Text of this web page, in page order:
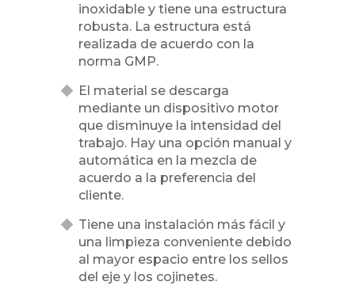
inoxidable y tiene una estructura
robusta. La estructura está
realizada de acuerdo con la
norma GMP.
El material se descarga
mediante un dispositivo motor
que disminuye la intensidad del
trabajo. Hay una opción manual y
automática en la mezcla de
acuerdo a la preferencia del
cliente.
Tiene una instalación más fácil y
una limpieza conveniente debido
al mayor espacio entre los sellos
del eje y los cojinetes.